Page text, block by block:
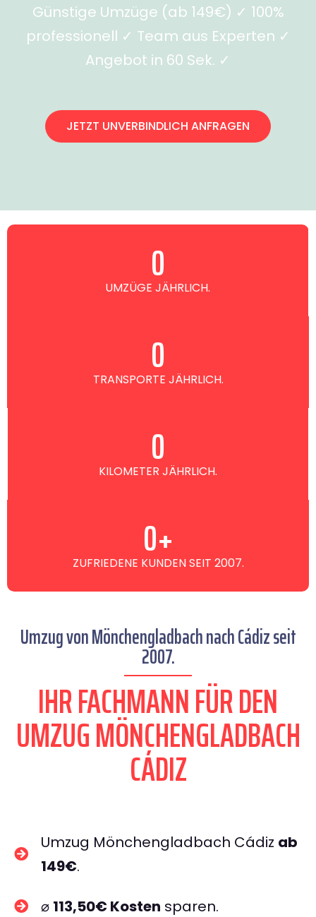
Günstige Umzüge (ab 149€) ✓ 100%
professionell ✓ Team aus Experten ✓
Angebot in 60 Sek. ✓
JETZT UNVERBINDLICH ANFRAGEN
UMZÜGE JÄHRLICH.
0
TRANSPORTE JÄHRLICH.
0
KILOMETER JÄHRLICH.
0
ZUFRIEDENE KUNDEN SEIT 2007.
0+
Umzug von Mönchengladbach nach Cádiz seit
2007.
IHR FACHMANN FÜR DEN
UMZUG MÖNCHENGLADBACH
CÁDIZ
Umzug Mönchengladbach Cádiz ab
149€.
⌀ 113,50€ Kosten sparen.